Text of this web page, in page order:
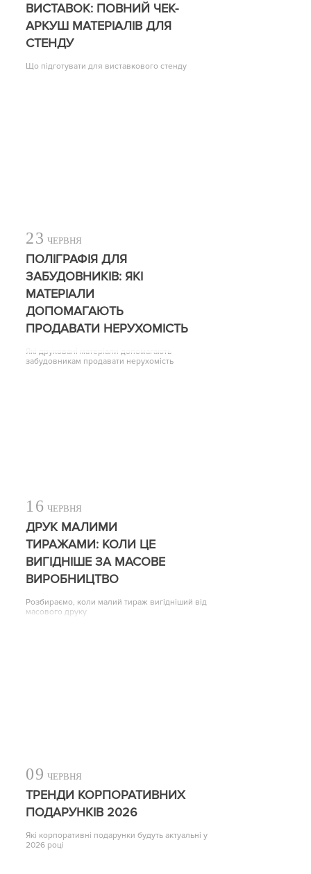
ВИСТАВОК: ПОВНИЙ ЧЕК-
АРКУШ МАТЕРІАЛІВ ДЛЯ
СТЕНДУ
Що підготувати для виставкового стенду
23 ЧЕРВНЯ
ПОЛІГРАФІЯ ДЛЯ
ЗАБУДОВНИКІВ: ЯКІ
МАТЕРІАЛИ
ДОПОМАГАЮТЬ
ПРОДАВАТИ НЕРУХОМІСТЬ
Які друковані матеріали допомагають
забудовникам продавати нерухомість
16 ЧЕРВНЯ
ДРУК МАЛИМИ
ТИРАЖАМИ: КОЛИ ЦЕ
ВИГІДНІШЕ ЗА МАСОВЕ
ВИРОБНИЦТВО
Розбираємо, коли малий тираж вигідніший від
масового друку
09 ЧЕРВНЯ
ТРЕНДИ КОРПОРАТИВНИХ
ПОДАРУНКІВ 2026
Які корпоративні подарунки будуть актуальні у
2026 році